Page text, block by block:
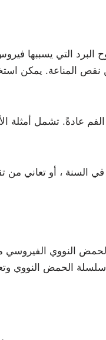
والبالغين الذين يعانون من
عادةً. تشمل أمثلة